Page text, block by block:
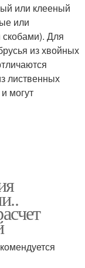
или клееный
или
Для
из хвойных
лиственных
могут